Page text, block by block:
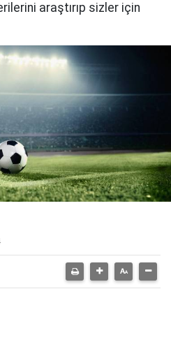
araştırıp sizler için